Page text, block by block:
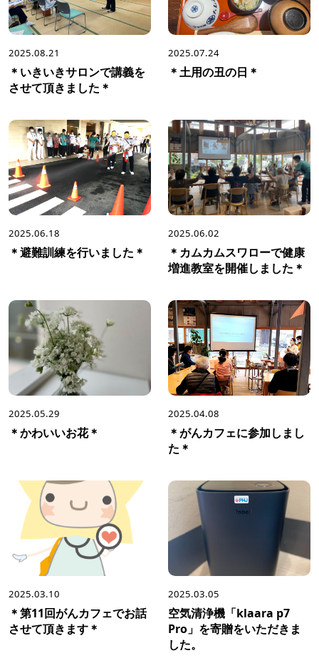
2025.08.21
＊いきいきサロンで講義を
させて頂きました＊
2025.07.24
＊土用の丑の日＊
2025.06.18
＊避難訓練を行いました＊
2025.06.02
＊カムカムスワローで健康
増進教室を開催しました＊
2025.05.29
＊かわいいお花＊
2025.04.08
＊がんカフェに参加しまし
た＊
2025.03.10
＊第11回がんカフェでお話
させて頂きます＊
2025.03.05
空気清浄機「klaara p7
Pro」を寄贈をいただきま
した。